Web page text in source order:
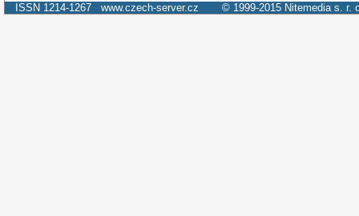
ISSN 1214-1267 www.czech-server.cz © 1999-2015 Nitemedia s. r.